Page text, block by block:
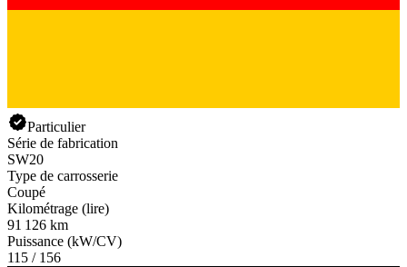
Particulier
Série de fabrication
SW20
Type de carrosserie
Coupé
Kilométrage (lire)
91 126 km
Puissance (kW/CV)
115 / 156